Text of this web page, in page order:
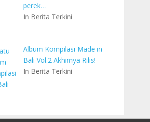
perek…
In Berita Terkini
Album Kompilasi Made in
Bali Vol.2 Akhirnya Rilis!
In Berita Terkini